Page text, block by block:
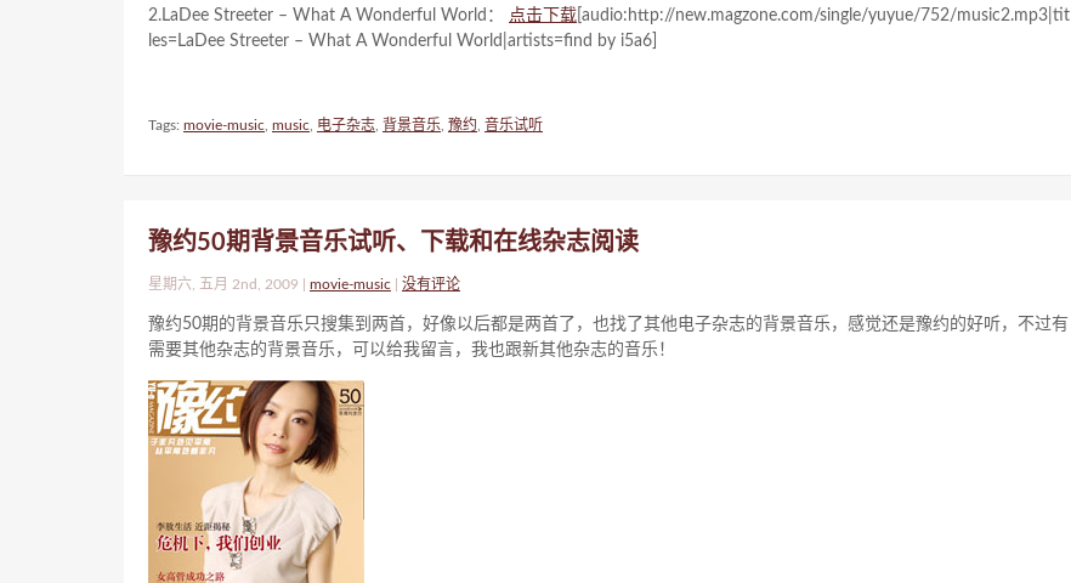
2.LaDee Streeter – What A Wonderful World： 点击下载 [audio:http://new.magzone.com/single/yuyue/752/music2.mp3|tit
les=LaDee Streeter – What A Wonderful World|artists=find by i5a6]
Tags: movie-music music 电子杂志 背景音乐 豫约 音乐试听
豫约50期背景音乐试听、下载和在线杂志阅读
星期六, 五月 2nd, 2009 | movie-music 没有评论
豫约50期的背景音乐只搜集到两首，好像以后都是两首了，也找了其他电子杂志的背景音乐，感觉还是豫约的好听，不过有
需要其他杂志的背景音乐，可以给我留言，我也跟新其他杂志的音乐！